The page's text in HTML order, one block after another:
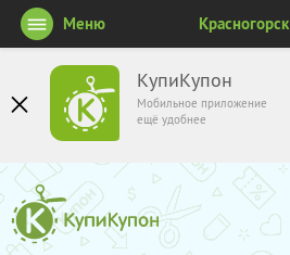
КупиКупон
Мобильное приложение
ещё удобнее
Меню Красногорск